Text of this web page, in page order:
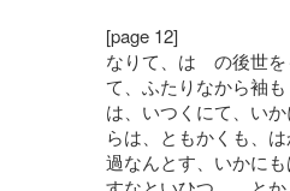
[page 12]
なりて、はゝの後世
て、ふたりなから袖
は、いつくにて、い
らは、ともかくも、
過なんとす、いかに